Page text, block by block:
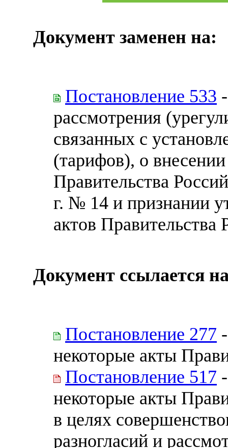
Документ заменен на:
Постановление 533
рассмотрения
связанных с
(тарифов), о
Правительства
г. № 14 и признании
актов
Документ ссылается
Постановление 277
некоторые акты
Постановление 517
некоторые акты
в целях
разногласий и